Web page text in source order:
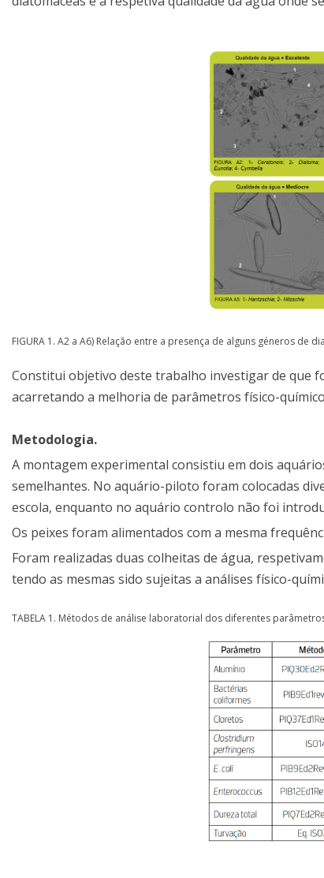
FIGURA 1. A2 a A6) Relação entre a presença de alguns géneros
Constitui objetivo deste trabalho investigar de que
acarretando a melhoria de parâmetros físico-
Metodologia.
A montagem experimental consistiu em dois
semelhantes. No aquário-piloto foram colocadas
escola, enquanto no aquário controlo não foi
Os peixes foram alimentados com a mesma
Foram realizadas duas colheitas de água,
tendo as mesmas sido sujeitas a análises físico-
TABELA 1. Métodos de análise laboratorial dos diferentes